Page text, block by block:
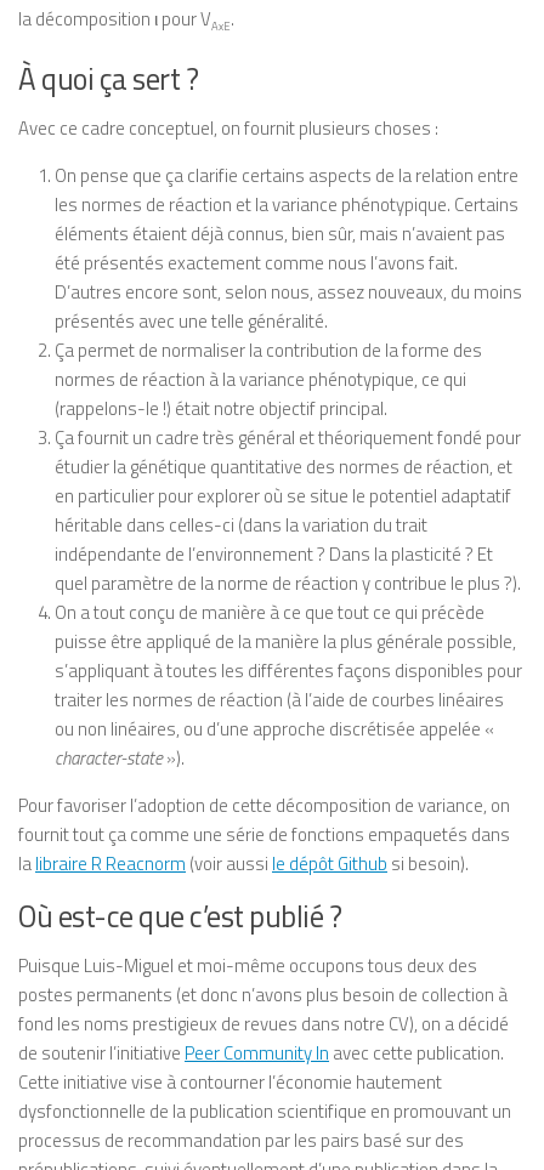
la décomposition ι pour VAxE.
À quoi ça sert ?
Avec ce cadre conceptuel, on fournit plusieurs choses :
On pense que ça clarifie certains aspects de la relation entre
les normes de réaction et la variance phénotypique. Certains
éléments étaient déjà connus, bien sûr, mais n’avaient pas
été présentés exactement comme nous l’avons fait.
D’autres encore sont, selon nous, assez nouveaux, du moins
présentés avec une telle généralité.
Ça permet de normaliser la contribution de la forme des
normes de réaction à la variance phénotypique, ce qui
(rappelons-le !) était notre objectif principal.
Ça fournit un cadre très général et théoriquement fondé pour
étudier la génétique quantitative des normes de réaction, et
en particulier pour explorer où se situe le potentiel adaptatif
héritable dans celles-ci (dans la variation du trait
indépendante de l’environnement ? Dans la plasticité ? Et
quel paramètre de la norme de réaction y contribue le plus ?).
On a tout conçu de manière à ce que tout ce qui précède
puisse être appliqué de la manière la plus générale possible,
s’appliquant à toutes les différentes façons disponibles pour
traiter les normes de réaction (à l’aide de courbes linéaires
ou non linéaires, ou d’une approche discrétisée appelée «
character-state»).
Pour favoriser l’adoption de cette décomposition de variance, on
fournit tout ça comme une série de fonctions empaquetés dans
lalibraire R Reacnorm (voir aussi le dépôt Github si besoin).
Où est-ce que c’est publié ?
Puisque Luis-Miguel et moi-même occupons tous deux des
postes permanents (et donc n’avons plus besoin de collection à
fond les noms prestigieux de revues dans notre CV), on a décidé
de soutenir l’initiative Peer Community In avec cette publication.
Cette initiative vise à contourner l’économie hautement
dysfonctionnelle de la publication scientifique en promouvant un
processus de recommandation par les pairs basé sur des